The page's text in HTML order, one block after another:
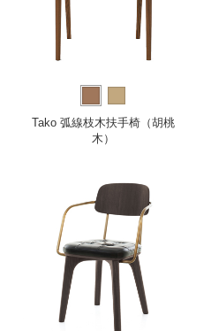
Tako 弧線枝木扶手椅（胡桃
木）